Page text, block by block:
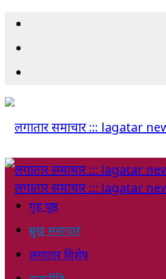
गृह पृष्ठ
प्रमुख समाचार
लगातार विशेष